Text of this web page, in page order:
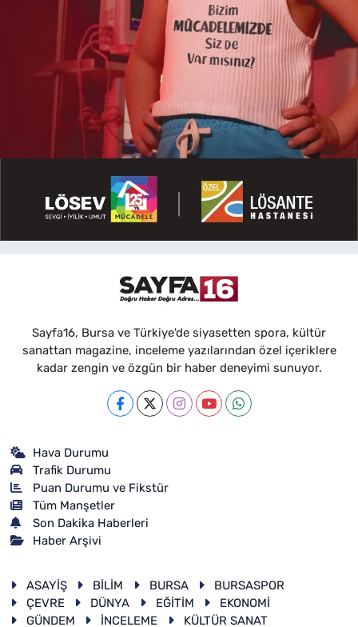
Sayfa16, Bursa ve Türkiye'de siyasetten spora, kültür
sanattan magazine, inceleme yazılarından özel içeriklere
kadar zengin ve özgün bir haber deneyimi sunuyor.
Hava Durumu
Trafik Durumu
Puan Durumu ve Fikstür
Tüm Manşetler
Son Dakika Haberleri
Haber Arşivi
ASAYİŞ BİLİM BURSA
BURSASPOR
ÇEVRE
DÜNYA EĞİTİM
EKONOMİ
GÜNDEM
İNCELEME KÜLTÜR SANAT